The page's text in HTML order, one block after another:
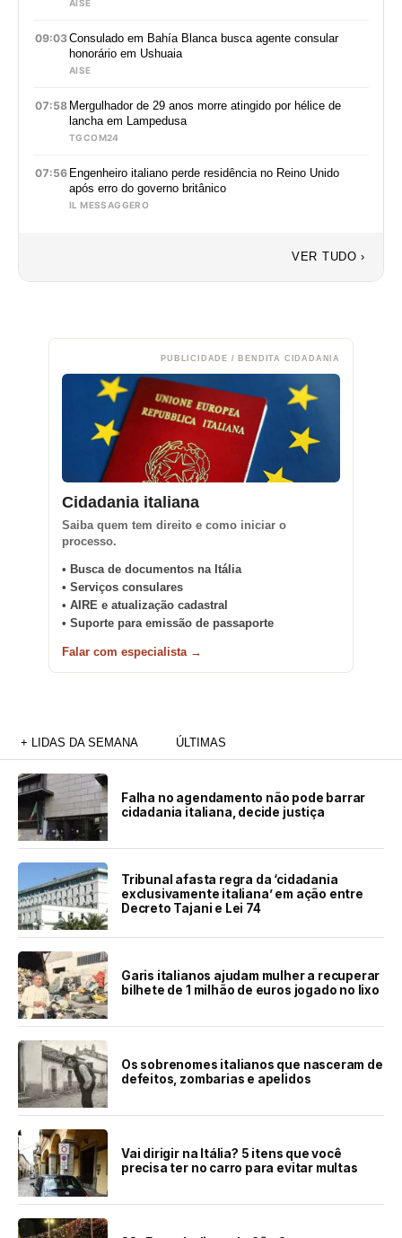
AISE
09:03Consulado em Bahía Blanca busca agente consular
honorário em Ushuaia
AISE
07:58 Mergulhador de 29 anos morre atingido por hélice de
lancha em Lampedusa
TGCOM24
07:56 Engenheiro italiano perde residência no Reino Unido
após erro do governo britânico
IL MESSAGGERO
VER TUDO ›
PUBLICIDADE / BENDITA CIDADANIA
Cidadania italiana
Saiba quem tem direito e como iniciar o
processo.
• Busca de documentos na Itália
• Serviços consulares
• AIRE e atualização cadastral
• Suporte para emissão de passaporte
Falar com especialista →
+ LIDAS DA SEMANA ÚLTIMAS
Falha no agendamento não pode barrar
cidadania italiana, decide justiça
Tribunal afasta regra da ‘cidadania
exclusivamente italiana’ em ação entre
Decreto Tajani e Lei 74
Garis italianos ajudam mulher a recuperar
bilhete de 1 milhão de euros jogado no lixo
Os sobrenomes italianos que nasceram de
defeitos, zombarias e apelidos
Vai dirigir na Itália? 5 itens que você
precisa ter no carro para evitar multas